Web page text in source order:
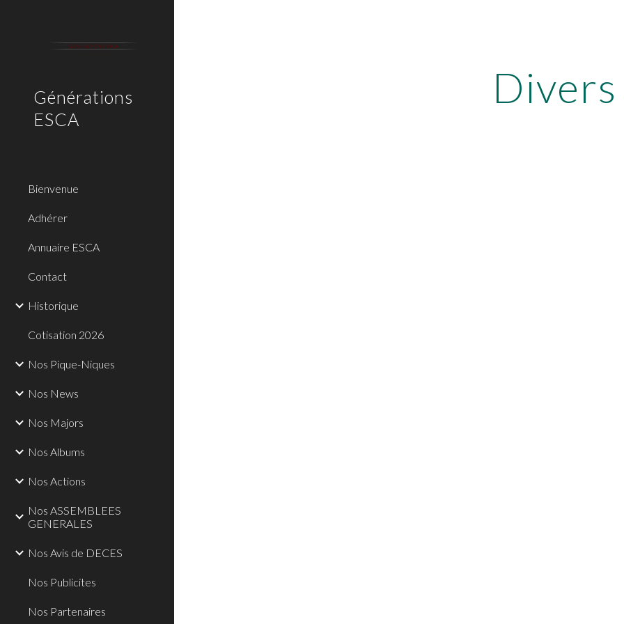
Générations
ESCA
Bienvenue
Adhérer
Annuaire ESCA
Contact
Historique
Cotisation 2026
Nos Pique-Niques
Nos News
Nos Majors
Nos Albums
Nos Actions
Nos ASSEMBLEES
GENERALES
Nos Avis de DECES
Nos Publicites
Nos Partenaires
Divers